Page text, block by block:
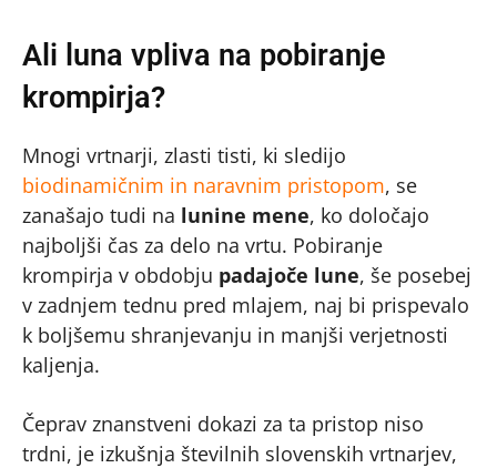
Ali luna vpliva na pobiranje
krompirja?
Mnogi vrtnarji, zlasti tisti, ki sledijo
biodinamičnim in naravnim pristopom, se
zanašajo tudi na lunine mene, ko določajo
najboljši čas za delo na vrtu. Pobiranje
krompirja v obdobju padajoče lune, še posebej
v zadnjem tednu pred mlajem, naj bi prispevalo
k boljšemu shranjevanju in manjši verjetnosti
kaljenja.
Čeprav znanstveni dokazi za ta pristop niso
trdni, je izkušnja številnih slovenskih vrtnarjev,